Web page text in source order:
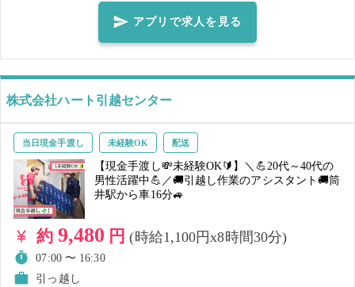
がけられる方 ・指示やお願いに素直に行動できる方 お気軽にご応募く
ださい！♪
アプリで求人を見る
株式会社ハート引越センター
当日現金手渡し 未経験OK 配送
【現金手渡し💸未経験OK🔰】＼💪20代～40代の
男性活躍中💪／🚚引越し作業のアシスタント🚚筒
井駅から車16分🚙
約 9,480 円(時給1,100円x8時間30分)
07:00 〜 16:30
引っ越し